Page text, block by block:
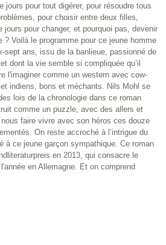
jours pour tout digérer, pour résoudre tous
pour choisir entre deux filles,
jours pour changer, et pourquoi pas, devenir
? Voilà le programme pour ce jeune homme
sept ans, issu de la banlieue, passionné de
dont la vie semble si compliquée qu’il
l'imaginer comme un western avec cow-
indiens, bons et méchants. Nils Mohl se
lois de la chronologie dans ce roman
comme un puzzle, avec des allers et
faire vivre avec son héros ces douze
On reste accroché à l’intrigue du
à ce jeune garçon sympathique. Ce roman
en 2013, qui consacre le
en Allemagne. Et on comprend